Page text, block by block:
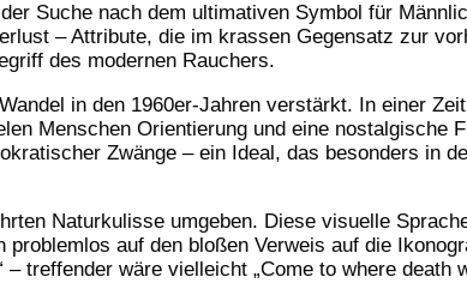
Suche nach dem ultimativen Symbol für
– Attribute, die im krassen Gegensatz zur
des modernen Rauchers.
in den 1960er-Jahren verstärkt. In einer
Menschen Orientierung und eine nostalgische
Zwänge – ein Ideal, das besonders in
Naturkulisse umgeben. Diese visuelle
auf den bloßen Verweis auf die
treffender wäre vielleicht „Come to where death